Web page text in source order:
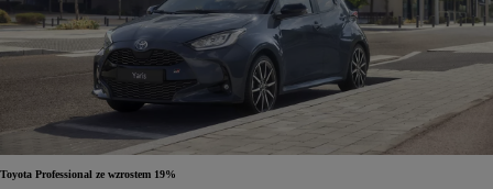
Toyota Professional ze wzrostem 19%